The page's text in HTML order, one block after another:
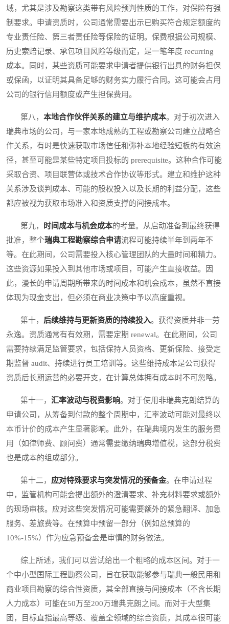
域，尤其是涉及勘察这类带有风险预判性质的工作，对保险有强
制要求。申请资质时，公司通常需要出示已购买符合规定额度的
专业责任险、第三者责任险等保险的证明。保费根据公司规模、
历史索赔记录、承包项目风险等级而定，是一笔年度 recurring
成本。同时，某些资质可能要求申请者提供银行出具的财务担保
或保函，以证明其具备足够的财务实力履行合同。这可能会占用
公司的银行信用额度或产生担保费用。
第八， 本地合作伙伴关系的建立与维护成本。对于初次进入
瑞典市场的公司，与一家本地成熟的工程或勘察公司建立战略合
作关系，有时是快速获取市场信任和弥补本地经验短板的有效途
径，甚至可能是某些特定项目投标的 prerequisite。这种合作可能
采取合资、项目联营体或技术合作协议等形式。建立和维护这种
关系涉及谈判成本、可能的股权投入以及长期的利益分配，这些
都应被视为获取市场准入和资质支撑的间接成本。
第九， 时间成本与机会成本的考量。从启动准备到最终获得
批准，整个瑞典工程勘察综合申请流程可能持续半年到两年不
等。在此期间，公司需要投入核心管理团队的大量时间和精力。
这些资源如果投入到其他市场或项目，可能产生直接收益。因
此，漫长的申请周期所带来的时间成本和机会成本，虽然不直接
体现为现金支出，但必须在商业决策中予以高度重视。
第十， 后续维持与更新资质的持续投入。获得资质并非一劳
永逸。资质通常有有效期，需要定期 renewal。在此期间，公司
需要持续满足监管要求，包括保持人员资格、更新保险、接受定
期监督 audit、持续进行员工培训等。这些维持成本是公司获得
资质后长期运营的必要开支，在计算总体拥有成本时不可忽略。
第十一， 汇率波动与税费影响。对于使用非瑞典克朗结算的
申请公司，从筹备到付款的整个周期中，汇率波动可能对最终以
本币计价的成本产生显著影响。此外，在瑞典境内发生的服务费
用（如律师费、顾问费）通常需要缴纳瑞典增值税，这部分税费
也是成本的组成部分。
第十二， 应对特殊要求与突发情况的预备金。在申请过程
中，监管机构可能会提出额外的澄清要求、补充材料要求或额外
的现场审核。应对这些突发情况可能需要额外的紧急翻译、加急
服务、差旅费等。在预算中预留一部分（例如总预算的
10%-15%）作为应急预备金是审慎的财务做法。
综上所述，我们可以尝试给出一个粗略的成本区间。对于一
个中小型国际工程勘察公司，旨在获取能够参与瑞典一般民用和
商业项目勘察的综合性资质，其全部直接与间接成本（不含长期
人力成本）可能在50万至200万瑞典克朗之间。而对于大型集
团，目标直指最高等级、覆盖全领域的综合资质，其成本很可能